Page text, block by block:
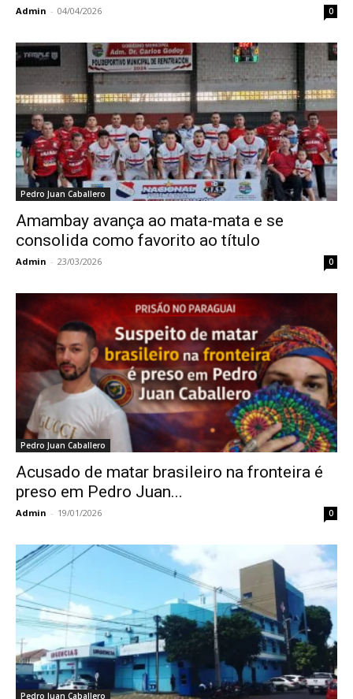
Admin - 04/04/2026 0
Pedro Juan Caballero
Amambay avança ao mata-mata e se
consolida como favorito ao título
Admin - 23/03/2026 0
Pedro Juan Caballero
Acusado de matar brasileiro na fronteira é
preso em Pedro Juan...
Admin - 19/01/2026 0
Pedro Juan Caballero